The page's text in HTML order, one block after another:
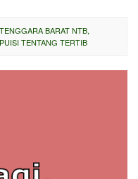
BARAT NTB,
TENTANG TERTIB